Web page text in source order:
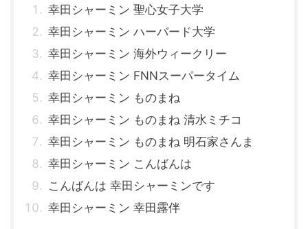
幸田シャーミン 聖心女子大学
幸田シャーミン ハーバード大学
幸田シャーミン 海外ウィークリー
幸田シャーミン FNNスーパータイム
幸田シャーミン ものまね
幸田シャーミン ものまね 清水ミチコ
幸田シャーミン ものまね 明石家さんま
幸田シャーミン こんばんは
こんばんは 幸田シャーミンです
幸田シャーミン 幸田露伴